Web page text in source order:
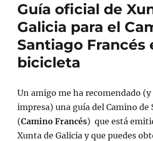
Guía oficial de
Galicia para el
Santiago Francés
bicicleta
Un amigo me ha recomendado (y
impresa) una guía del Camino de
(Camino Francés) que está
Xunta de Galicia y que puedes